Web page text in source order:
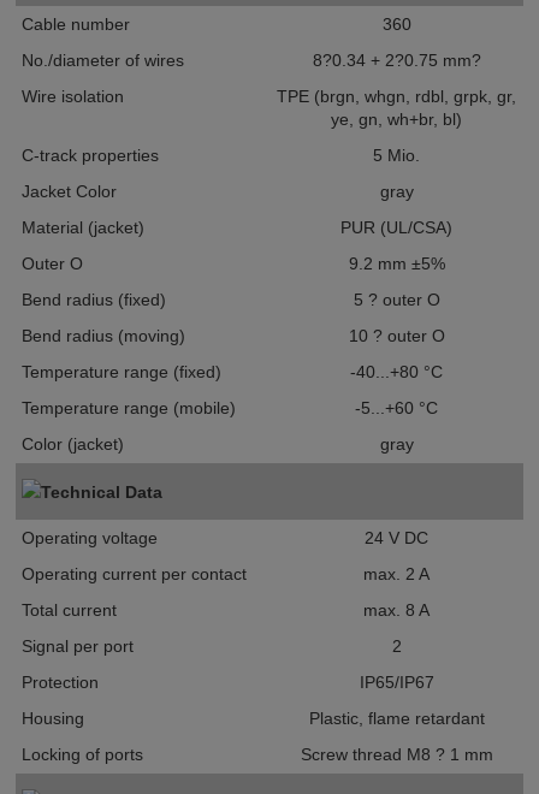
Cable number
360
No./diameter of wires
8?0.34 + 2?0.75 mm?
Wire isolation
TPE (brgn, whgn, rdbl, grpk, gr,
ye, gn, wh+br, bl)
C-track properties
5 Mio.
Jacket Color
gray
Material (jacket)
PUR (UL/CSA)
Outer O
9.2 mm ±5%
Bend radius (fixed)
5 ? outer O
Bend radius (moving)
10 ? outer O
Temperature range (fixed)
-40...+80 °C
Temperature range (mobile)
-5...+60 °C
Color (jacket)
gray
Technical Data
Operating voltage
24 V DC
Operating current per contact
max. 2 A
Total current
max. 8 A
Signal per port
2
Protection
IP65/IP67
Housing
Plastic, flame retardant
Locking of ports
Screw thread M8 ? 1 mm